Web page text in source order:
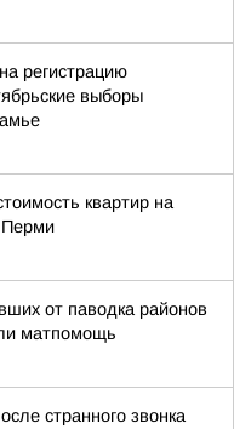
регистрацию
выборы
квартир на
Перми
от паводка районов
матпомощь
странного звонка